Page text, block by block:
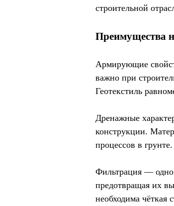
строительной
Преимущества
Армирующие
важно при
Геотекстиль
Дренажные
конструкции.
процессов в грунте.
Фильтрация — одно
предотвращая их
необходима чёткая